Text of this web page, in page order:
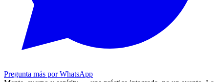
Pregunta más por WhatsApp